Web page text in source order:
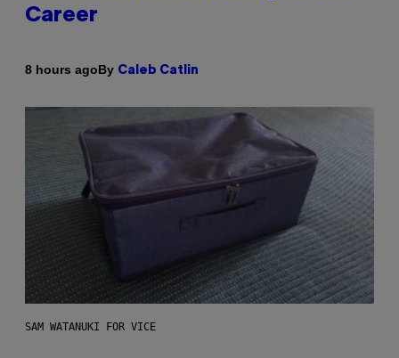
Career
8 hours agoBy Caleb Catlin
SAM WATANUKI FOR VICE